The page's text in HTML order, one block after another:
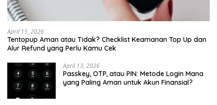
April 15, 2026
Tentopup Aman atau Tidak? Checklist Keamanan Top Up dan
Alur Refund yang Perlu Kamu Cek
April 13, 2026
Passkey, OTP, atau PIN: Metode Login Mana
yang Paling Aman untuk Akun Finansial?